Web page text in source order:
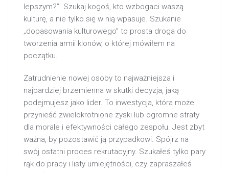
lepszym?”. Szukaj kogoś, kto wzbogaci waszą
kulturę, a nie tylko się w nią wpasuje. Szukanie
„dopasowania kulturowego” to prosta droga do
tworzenia armii klonów, o której mówiłem na
początku.
Zatrudnienie nowej osoby to najważniejsza i
najbardziej brzemienna w skutki decyzja, jaką
podejmujesz jako lider. To inwestycja, która może
przynieść zwielokrotnione zyski lub ogromne straty
dla morale i efektywności całego zespołu. Jest zbyt
ważna, by pozostawić ją przypadkowi. Spójrz na
swój ostatni proces rekrutacyjny. Szukałeś tylko pary
rąk do pracy i listy umiejętności, czy zapraszałeś